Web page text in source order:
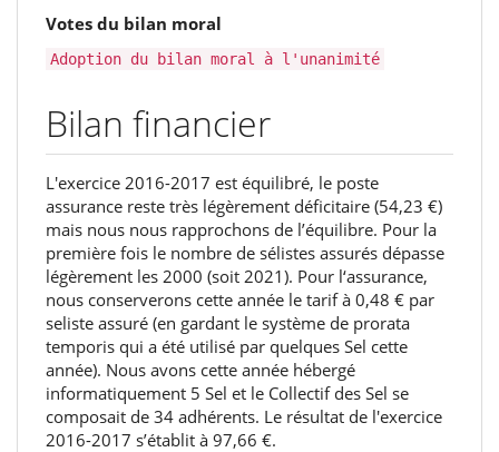
Votes du bilan moral
Adoption du bilan moral à l'unanimité
Bilan financier
L'exercice‭ ‬2016-2017‭ ‬est équilibré,‭ ‬le poste
assurance reste très légèrement déficitaire‭ (‬54,23‭ ‬€‭)
‬mais nous nous rapprochons de l’équilibre.‭ ‬Pour la
première fois le‭ ‬nombre de sélistes assurés dépasse
légèrement les‭ ‬2000‭ ‬(soit‭ ‬2021‭)‬. Pour l‘assurance,‭
‬nous conserverons cette année le tarif à‭ ‬0,48‭ ‬€‭ ‬par
seliste assuré‭ (‬en gardant le système de prorata
temporis qui a été utilisé par quelques Sel cette
année‭)‬.‭ ‬Nous avons cette année hébergé
informatiquement‭ ‬5‭ ‬Sel et le‭ ‬Collectif des Sel se
composait de‭ ‬34‭ ‬adhérents.‭ ‬Le résultat de l'exercice‭
‬2016-2017‭ ‬s’établit à‭ ‬97,66‭ ‬€.